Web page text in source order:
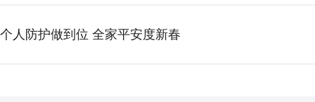
个人防护做到位 全家平安度新春